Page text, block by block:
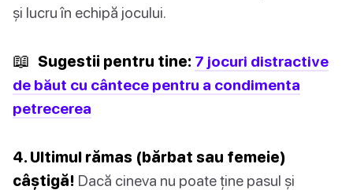
și lucru în echipă jocului.
📖 Sugestii pentru tine: 7 jocuri distractive
de băut cu cântece pentru a condimenta
petrecerea
4. Ultimul rămas (bărbat sau femeie)
câștigă! Dacă cineva nu poate ține pasul și